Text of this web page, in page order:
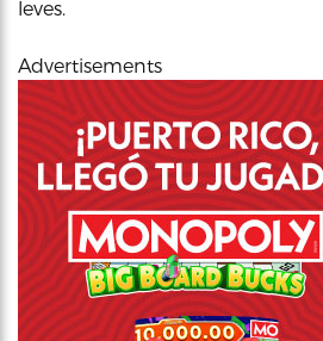
leves.
Advertisements